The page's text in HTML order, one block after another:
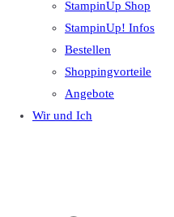
StampinUp Shop
StampinUp! Infos
Bestellen
Shoppingvorteile
Angebote
Wir und Ich